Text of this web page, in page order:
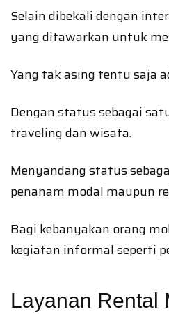
Selain dibekali dengan
yang ditawarkan untuk
Yang tak asing tentu saja
Dengan status sebagai
traveling dan wisata.
Menyandang status
penanam modal maupun
Bagi kebanyakan orang
kegiatan informal seperti
Layanan Rental